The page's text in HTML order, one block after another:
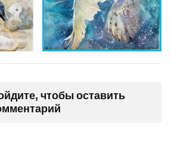
чтобы оставить